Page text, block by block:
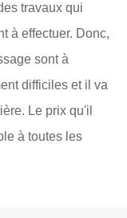
travaux qui
à effectuer. Donc,
sont à
difficiles et il va
Le prix qu'il
à toutes les